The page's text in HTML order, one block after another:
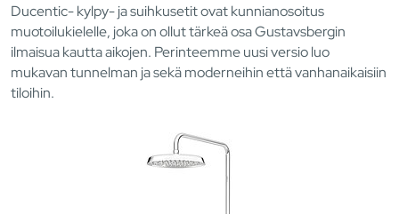
Ducentic- kylpy- ja suihkusetit ovat kunnianosoitus
muotoilukielelle, joka on ollut tärkeä osa Gustavsbergin
ilmaisua kautta aikojen. Perinteemme uusi versio luo
mukavan tunnelman ja sekä moderneihin että vanhanaikaisiin
tiloihin.